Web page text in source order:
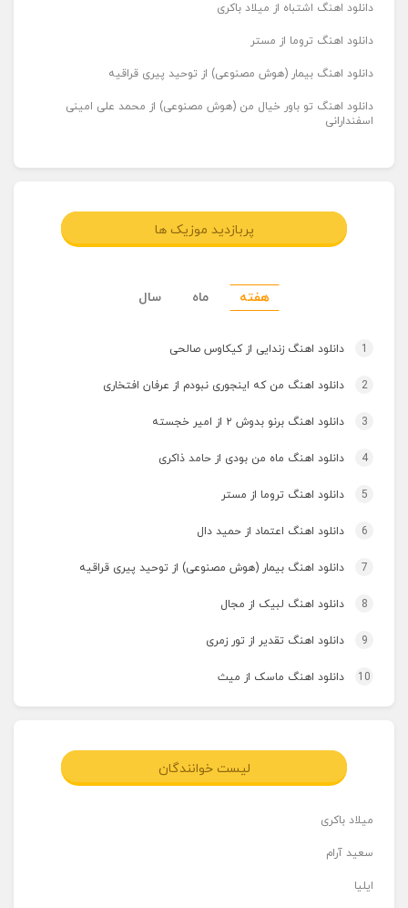
دانلود اهنگ اشتباه از میلاد باکری
دانلود اهنگ تروما از مستر
دانلود اهنگ بیمار (هوش مصنوعی) از توحید پیری قراقیه
دانلود اهنگ تو باور خیال من (هوش مصنوعی) از محمد علی امینی
اسفندارانی
پربازدید موزیک ها
هفته ماه سال
1 دانلود اهنگ زندایی از کیکاوس صالحی
2 دانلود اهنگ من که اینجوری نبودم از عرفان افتخاری
3 دانلود اهنگ برنو بدوش ۲ از امیر خجسته
4 دانلود اهنگ ماه من بودی از حامد ذاکری
5 دانلود اهنگ تروما از مستر
6 دانلود اهنگ اعتماد از حمید دال
7 دانلود اهنگ بیمار (هوش مصنوعی) از توحید پیری قراقیه
8 دانلود اهنگ لبیک از مجال
9 دانلود اهنگ تقدیر از تور زمری
10 دانلود اهنگ ماسک از میث
لیست خوانندگان
میلاد باکری
سعید آرام
ایلیا